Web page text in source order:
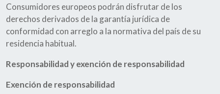
Consumidores europeos podrán disfrutar de los
derechos derivados de la garantía jurídica de
conformidad con arreglo a la normativa del país de su
residencia habitual.
Responsabilidad y exención de responsabilidad
Exención de responsabilidad